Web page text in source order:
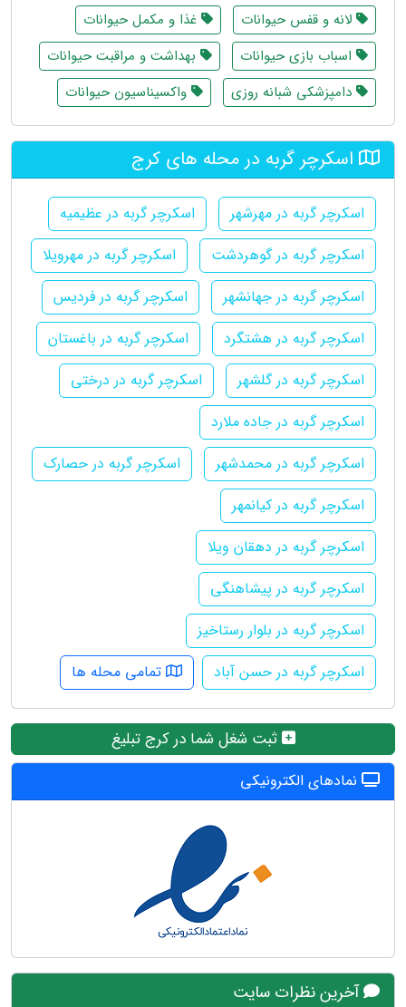
لانه و قفس حیوانات
غذا و مکمل حیوانات
اسباب بازی حیوانات
بهداشت و مراقبت حیوانات
دامپزشکی شبانه روزی
واکسیناسیون حیوانات
اسکرچر گربه در محله های کرج
اسکرچر گربه در مهرشهر
اسکرچر گربه در عظیمیه
اسکرچر گربه در گوهردشت
اسکرچر گربه در مهرویلا
اسکرچر گربه در جهانشهر
اسکرچر گربه در فردیس
اسکرچر گربه در هشتگرد
اسکرچر گربه در باغستان
اسکرچر گربه در گلشهر
اسکرچر گربه در درختی
اسکرچر گربه در جاده ملارد
اسکرچر گربه در محمدشهر
اسکرچر گربه در حصارک
اسکرچر گربه در کیانمهر
اسکرچر گربه در دهقان ویلا
اسکرچر گربه در پیشاهنگی
اسکرچر گربه در بلوار رستاخیز
اسکرچر گربه در حسن آباد
تمامی محله ها
ثبت شغل شما در کرج تبلیغ
نمادهای الکترونیکی
آخرین نظرات سایت